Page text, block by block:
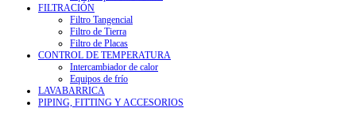
FILTRACIÓN
Filtro Tangencial
Filtro de Tierra
Filtro de Placas
CONTROL DE TEMPERATURA
Intercambiador de calor
Equipos de frío
LAVABARRICA
PIPING, FITTING Y ACCESORIOS